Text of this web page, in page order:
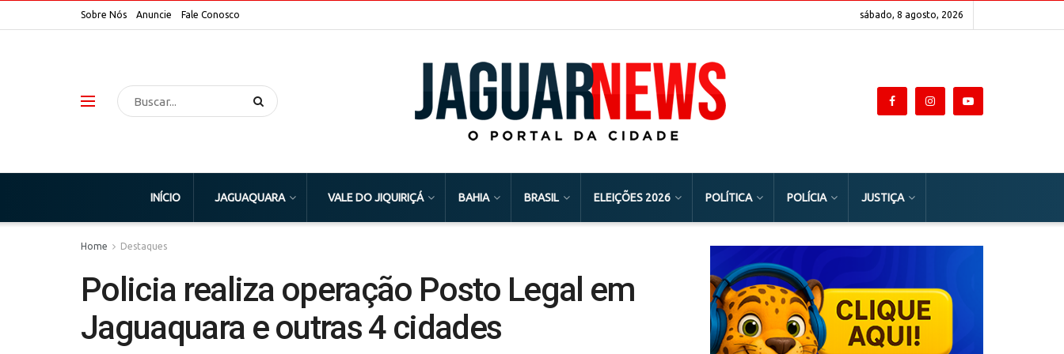
Sobre Nós Anuncie Fale Conosco sábado, 8 agosto, 2026
INÍCIO JAGUAQUARA VALE DO JIQUIRIÇÁ BAHIA BRASIL ELEIÇÕES 2026 POLÍTICA POLÍCIA JUSTIÇA
Home Destaques
Policia realiza operação Posto Legal em
Jaguaquara e outras 4 cidades